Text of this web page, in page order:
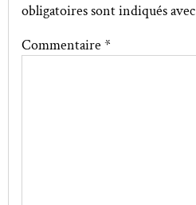
obligatoires sont indiqués avec
Commentaire *